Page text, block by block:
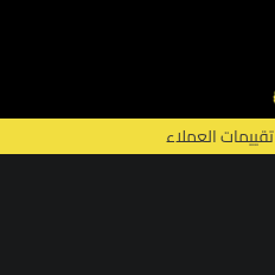
تقييمات العملاء